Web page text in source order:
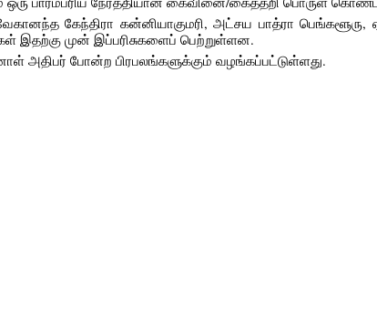
கேந்திரா கன்னியாகுமரி, அட்சய பாத்ரா பெங்களூரு,
இதற்கு முன் இப்பரிசுகளைப் பெற்றுள்ளன.
அதிபர் போன்ற பிரபலங்களுக்கும் வழங்கப்பட்டுள்ளது.